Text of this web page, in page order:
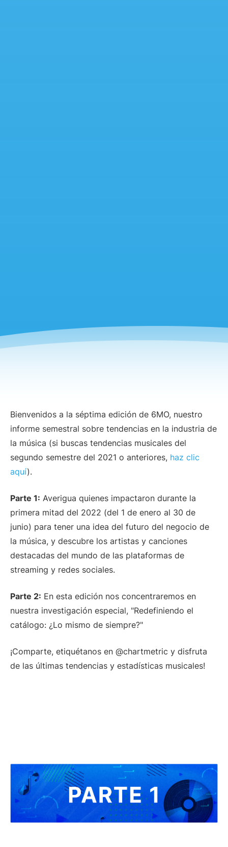
Bienvenidos a la séptima edición de 6MO, nuestro
informe semestral sobre tendencias en la industria de
la música (si buscas tendencias musicales del
segundo semestre del 2021 o anteriores, haz clic
aquí).
Parte 1: Averigua quienes impactaron durante la
primera mitad del 2022 (del 1 de enero al 30 de
junio) para tener una idea del futuro del negocio de
la música, y descubre los artistas y canciones
destacadas del mundo de las plataformas de
streaming y redes sociales.
Parte 2: En esta edición nos concentraremos en
nuestra investigación especial, "Redefiniendo el
catálogo: ¿Lo mismo de siempre?"
¡Comparte, etiquétanos en @chartmetric y disfruta
de las últimas tendencias y estadísticas musicales!